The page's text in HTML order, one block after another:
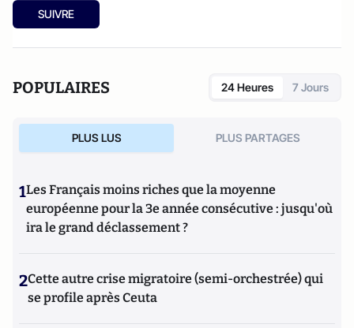
kinésithérapeutes,
nutritionnistes.
SUIVRE
POPULAIRES 24 Heures 7 Jours
PLUS LUS PLUS PARTAGES
1Les Français moins riches que la moyenne
européenne pour la 3e année consécutive : jusqu'où
ira le grand déclassement ?
2Cette autre crise migratoire (semi-orchestrée) qui
se profile après Ceuta